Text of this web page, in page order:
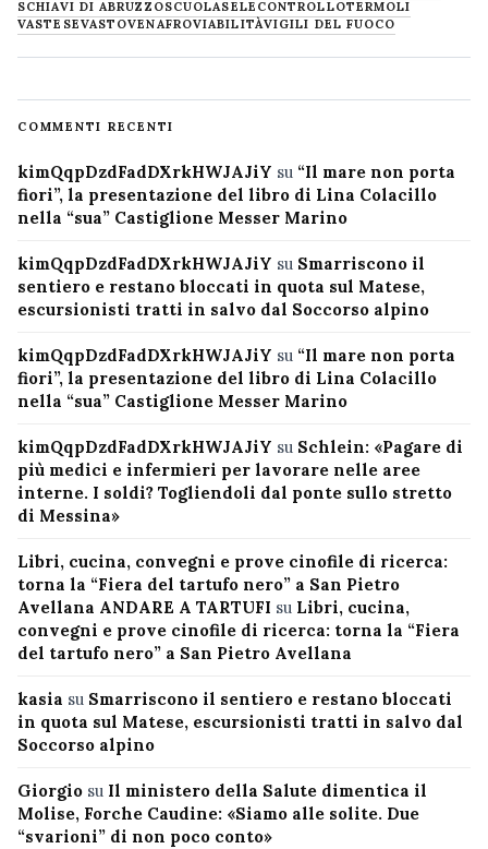
SCHIAVI DI ABRUZZOSCUOLASELECONTROLLOTERMOLI
VASTESEVASTOVENAFROVIABILITÀVIGILI DEL FUOCO
COMMENTI RECENTI
kimQqpDzdFadDXrkHWJAJiY su “Il mare non porta
fiori”, la presentazione del libro di Lina Colacillo
nella “sua” Castiglione Messer Marino
kimQqpDzdFadDXrkHWJAJiY su Smarriscono il
sentiero e restano bloccati in quota sul Matese,
escursionisti tratti in salvo dal Soccorso alpino
kimQqpDzdFadDXrkHWJAJiY su “Il mare non porta
fiori”, la presentazione del libro di Lina Colacillo
nella “sua” Castiglione Messer Marino
kimQqpDzdFadDXrkHWJAJiY su Schlein: «Pagare di
più medici e infermieri per lavorare nelle aree
interne. I soldi? Togliendoli dal ponte sullo stretto
di Messina»
Libri, cucina, convegni e prove cinofile di ricerca:
torna la “Fiera del tartufo nero” a San Pietro
Avellana ANDARE A TARTUFI su Libri, cucina,
convegni e prove cinofile di ricerca: torna la “Fiera
del tartufo nero” a San Pietro Avellana
kasia su Smarriscono il sentiero e restano bloccati
in quota sul Matese, escursionisti tratti in salvo dal
Soccorso alpino
Giorgio su Il ministero della Salute dimentica il
Molise, Forche Caudine: «Siamo alle solite. Due
“svarioni” di non poco conto»